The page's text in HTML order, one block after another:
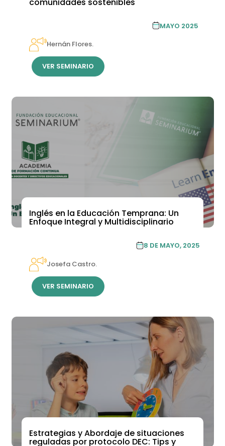
MAYO 2025
Hernán Flores.
VER SEMINARIO
Inglés en la Educación Temprana: Un
Enfoque Integral y Multidisciplinario
8 DE MAYO, 2025
Josefa Castro.
VER SEMINARIO
Estrategias y Abordaje de situaciones
reguladas por protocolo DEC: Tips y